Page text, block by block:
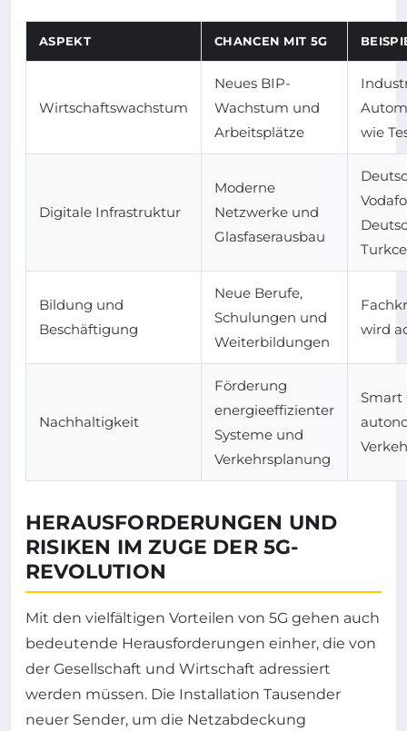
ASPEKT CHANCEN MIT 5G
Wirtschaftswachstum
Neues BIP-
Wachstum und
Arbeitsplätze
wie
Digitale Infrastruktur
Moderne
Netzwerke und
Glasfaserausbau
Bildung und
Beschäftigung
Neue Berufe,
Schulungen und
Weiterbildungen
wird
Nachhaltigkeit
Förderung
energieeffizienter
Systeme und
Verkehrsplanung
Smart
HERAUSFORDERUNGEN UND
RISIKEN IM ZUGE DER 5G-
REVOLUTION
Mit den vielfältigen Vorteilen von 5G gehen auch
bedeutende Herausforderungen einher, die von
der Gesellschaft und Wirtschaft adressiert
werden müssen. Die Installation Tausender
neuer Sender, um die Netzabdeckung